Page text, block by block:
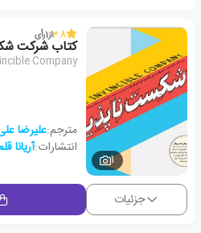
1
3.8از1رأی
کتاب شرکت
Company
مترجم:علیرضا
انتشارات:آریانا
جزئیات